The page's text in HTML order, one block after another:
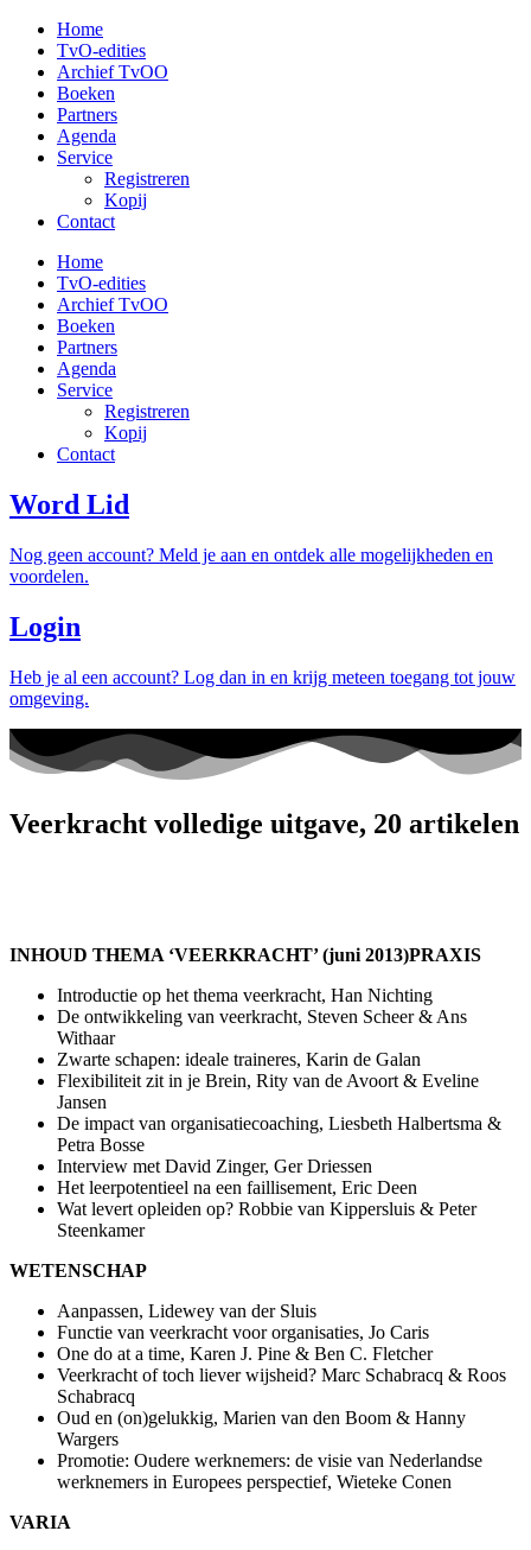
naar
inhoud
Home
TvO-edities
Archief TvOO
Boeken
Partners
Agenda
Service
Registreren
Kopij
Contact
Home
TvO-edities
Archief TvOO
Boeken
Partners
Agenda
Service
Registreren
Kopij
Contact
Word Lid
Nog geen account? Meld je aan en ontdek alle mogelijkheden en
voordelen.
Login
Heb je al een account? Log dan in en krijg meteen toegang tot jouw
omgeving.
Veerkracht volledige uitgave, 20 artikelen
INHOUD THEMA ‘VEERKRACHT’ (juni 2013)PRAXIS
Introductie op het thema veerkracht, Han Nichting
De ontwikkeling van veerkracht, Steven Scheer & Ans
Withaar
Zwarte schapen: ideale traineres, Karin de Galan
Flexibiliteit zit in je Brein, Rity van de Avoort & Eveline
Jansen
De impact van organisatiecoaching, Liesbeth Halbertsma &
Petra Bosse
Interview met David Zinger, Ger Driessen
Het leerpotentieel na een faillisement, Eric Deen
Wat levert opleiden op? Robbie van Kippersluis & Peter
Steenkamer
WETENSCHAP
Aanpassen, Lidewey van der Sluis
Functie van veerkracht voor organisaties, Jo Caris
One do at a time, Karen J. Pine & Ben C. Fletcher
Veerkracht of toch liever wijsheid? Marc Schabracq & Roos
Schabracq
Oud en (on)gelukkig, Marien van den Boom & Hanny
Wargers
Promotie: Oudere werknemers: de visie van Nederlandse
werknemers in Europees perspectief, Wieteke Conen
VARIA